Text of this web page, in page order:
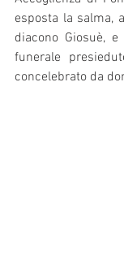
esposta la salma,
diacono Giosuè,
funerale
concelebrato da